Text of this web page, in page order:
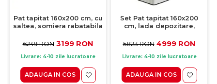
Pat tapitat 160x200 cm, cu
saltea, somiera rabatabila
stofa roz
6249 RON 3199 RON
Livrare: 4-10 zile lucratoare
ADAUGA IN COS
Set Pat tapitat 160x200
cm, lada depozitare,
LATEX 160x200 cm, H 28
cm, spuma
5823 RON 4999 RON
Livrare: 4-10 zile lucratoare
ADAUGA IN COS